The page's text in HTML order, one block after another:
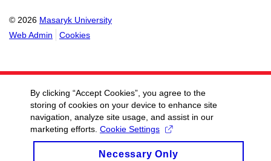
© 2026 Masaryk University
Web Admin
Cookies
By clicking “Accept Cookies”, you agree to the
storing of cookies on your device to enhance site
navigation, analyze site usage, and assist in our
marketing efforts. Cookie Settings
Necessary Only